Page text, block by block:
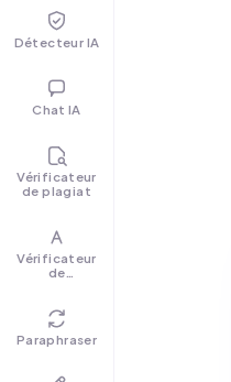
Détecteur IA
Chat IA
Vérificateur
de plagiat
Vérificateur
de
Paraphraser